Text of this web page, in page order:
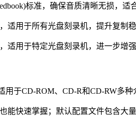
标准，确保音质清晰无损，适
适用于所有光盘刻录机，提升复制稳
适用于特定光盘刻录机，进一步增
于CD-ROM、CD-R和CD-RW多种
能快速掌握；默认配置文件包含大